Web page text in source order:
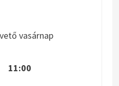
vasárnap
11:00